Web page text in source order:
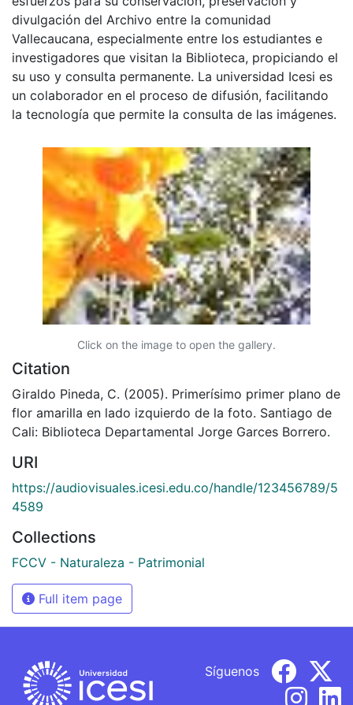
divulgación del Archivo entre la comunidad
Vallecaucana, especialmente entre los estudiantes e
investigadores que visitan la Biblioteca, propiciando el
su uso y consulta permanente. La universidad Icesi es
un colaborador en el proceso de difusión, facilitando
la tecnología que permite la consulta de las imágenes.
Click on the image to open the gallery.
Citation
Giraldo Pineda, C. (2005). Primerísimo primer plano de
flor amarilla en lado izquierdo de la foto. Santiago de
Cali: Biblioteca Departamental Jorge Garces Borrero.
URI
https://audiovisuales.icesi.edu.co/handle/123456789/5
4589
Collections
FCCV - Naturaleza - Patrimonial
Full item page
Síguenos